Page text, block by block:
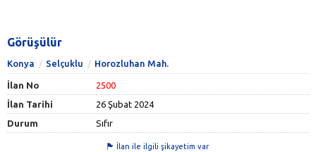
Görüşülür
Konya Selçuklu Horozluhan Mah.
İlan No
2500
İlan Tarihi
26 Şubat 2024
Durum
Sıfır
İlan ile ilgili şikayetim var